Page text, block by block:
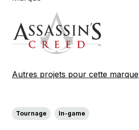
Autres projets pour cette marque
Tournage In-game